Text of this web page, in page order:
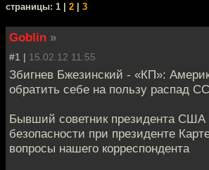
cтраницы: 1 | 2 3
Goblin »
#1 | 15.02.12 11:55
Збигнев Бжезинский - «КП»:
обратить себе на пользу распад
Бывший советник президента США
безопасности при президенте
вопросы нашего корреспондента